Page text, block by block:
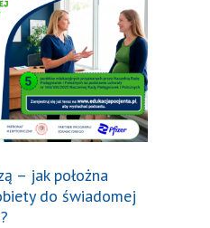
– jak położna
do świadomej